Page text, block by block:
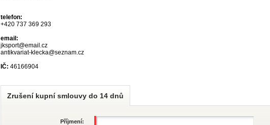
telefon:
+420 737 369 293
email:
jksport@email.cz
antikvariat-klecka@seznam.cz
IČ: 46166904
Zrušení kupní smlouvy do 14 dnů
Příjmení: